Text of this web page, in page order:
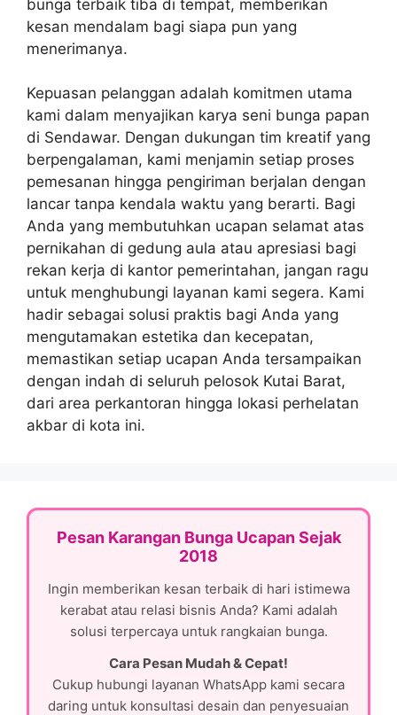
bunga terbaik tiba di tempat, memberikan
kesan mendalam bagi siapa pun yang
menerimanya.
Kepuasan pelanggan adalah komitmen utama
kami dalam menyajikan karya seni bunga papan
di Sendawar. Dengan dukungan tim kreatif yang
berpengalaman, kami menjamin setiap proses
pemesanan hingga pengiriman berjalan dengan
lancar tanpa kendala waktu yang berarti. Bagi
Anda yang membutuhkan ucapan selamat atas
pernikahan di gedung aula atau apresiasi bagi
rekan kerja di kantor pemerintahan, jangan ragu
untuk menghubungi layanan kami segera. Kami
hadir sebagai solusi praktis bagi Anda yang
mengutamakan estetika dan kecepatan,
memastikan setiap ucapan Anda tersampaikan
dengan indah di seluruh pelosok Kutai Barat,
dari area perkantoran hingga lokasi perhelatan
akbar di kota ini.
Pesan Karangan Bunga Ucapan Sejak
2018
Ingin memberikan kesan terbaik di hari istimewa
kerabat atau relasi bisnis Anda? Kami adalah
solusi terpercaya untuk rangkaian bunga.
Cara Pesan Mudah & Cepat!
Cukup hubungi layanan WhatsApp kami secara
daring untuk konsultasi desain dan penyesuaian